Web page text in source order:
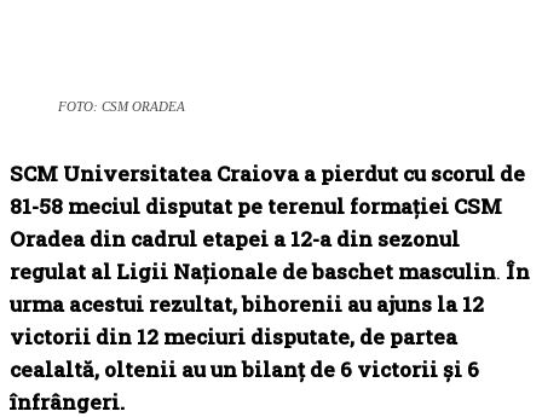
FOTO: CSM ORADEA
SCM Universitatea Craiova a pierdut cu scorul de
81-58 meciul disputat pe terenul formației CSM
Oradea din cadrul etapei a 12-a din sezonul
regulat al Ligii Naționale de baschet masculin. În
urma acestui rezultat, bihorenii au ajuns la 12
victorii din 12 meciuri disputate, de partea
cealaltă, oltenii au un bilanț de 6 victorii și 6
înfrângeri.